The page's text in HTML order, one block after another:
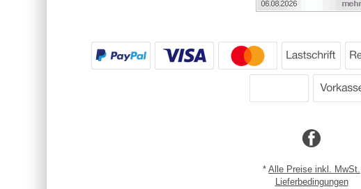
* Alle Preise inkl. MwSt.
Lieferbedingungen